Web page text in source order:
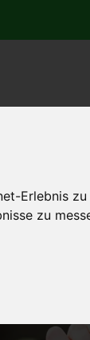
Erlebnis
zu